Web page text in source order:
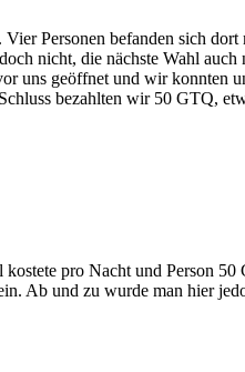
Personen befanden sich
nicht, die nächste Wahl
geöffnet und wir konnten
bezahlten wir 50 GTQ,
pro Nacht und Person
Ab und zu wurde man hier